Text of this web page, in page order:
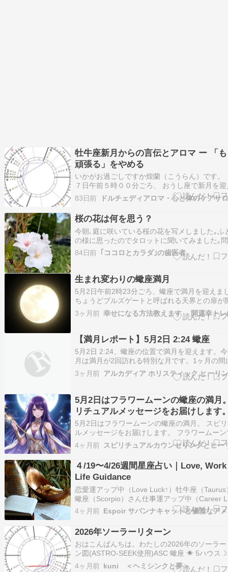
牡牛座新月からの言伝とアロマ ー 「
頑張る」をやめる
いかがお過ごしですか煌蘭（こうらん）です。
７日午前５時００分ごろ、 おうし座で新月を
す。 前回の蠍座満月で”古い皮”を脱ぎ捨てた方
こで一度、深呼吸してください。牡牛座の新月
の脱いだあとの素肌に、新しい価値観を植え直
です。 ■牡牛座新月図 今回の新…
83日前 ドルチェディアロマ・心と体のケアサ
桜の花は何を思う？
今朝､庭に咲いている桜の花を写メしました｡ふ
の様に思ったのでタロットに聞いてみました｡
朝｢天の川｣という桜の花を写メで撮りました｡
思っているのでしょう？• 中央（核心）：カッ
い、実り。•…
84日前 ｢ココロとカラダ｣の歯医者
生まれ変わりの蠍座満月
5月2日午前2時23分ごろ、蠍座で満月を迎えま
ちょうどブルズゲートと呼ばれる天界との扉が
いる上に、 ５月初めのウエサク満月という一
の強いエネルギーが降り注ぐ時。 蠍座の満月
動した、大変革期なので 身…
3ヶ月前
【満月レポート】5月2日 2:24 蠍座
5月2日 2:24、蠍座の位置で満月を迎えます。
月は満月が2回訪れる特別な月です。1ヶ月の間
満月が巡ってくる現象は「非常に稀な」という
込めてブルームーンと呼ばれます。 月そのも
イミングだということです。…
3ヶ月前 アルカディア ホリスティック ヒーリ
5月2日はフラワームーンの蠍座の満月
リチュアルメッセージをお届けします
5月2日はフラワームーンの蠍座の満月。 スピ
ルメッセージをお届けします。 フラワームー
の満月は花びらが開くように、秘めた感情が開
ます。 真面目で芯が強く忍耐も強い努力家の
ミステリアスな雰囲気を醸し出すため、捉えど
ない人であると誤解されがちです…
4ヶ月前
４/19〜4/26週間星座占い｜Love,
Life Guidance
恋愛運アップ中（Love Luck↑）牡牛座（Taurus
蠍座（Scorpio）さん仕事運アップ中（Career
蟹座（Cancer）さん獅子座（Leo）さん天秤座
（Libra）さん山羊座（Capricorn）さん 詳しい
からご覧ください。（For m…
4ヶ月前
2026年ソーラーリターン
おはこんばんちは。わたしの2026年のソーラ
ン図(ASTRO‐SEEK使用)ASC 蠍座 ☀ 5ハウス
ス射手座5ハウス ♂♆♄☀️ ま・さ・か の可能性
4ヶ月前 kuni ＜ヘミシンクと夢＞